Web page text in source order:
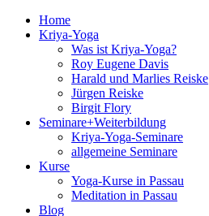
Home
Kriya-Yoga
Was ist Kriya-Yoga?
Roy Eugene Davis
Harald und Marlies Reiske
Jürgen Reiske
Birgit Flory
Seminare+Weiterbildung
Kriya-Yoga-Seminare
allgemeine Seminare
Kurse
Yoga-Kurse in Passau
Meditation in Passau
Blog